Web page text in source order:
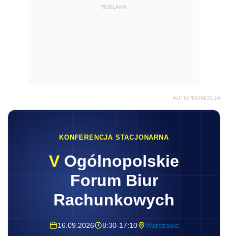
REKLAMA
AUTOPROMOCJA
KONFERENCJA STACJONARNA
V Ogólnopolskie
Forum Biur
Rachunkowych
16.09.2026 8:30-17:10 Warszawa